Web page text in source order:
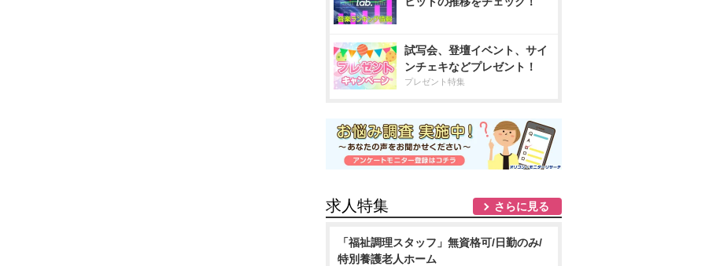
試写会、登壇イベント、サイ
ンチェキなどプレゼント！
プレゼント特集
求人特集 さらに見る
「福祉調理スタッフ」無資格可/日勤のみ/
特別養護老人ホーム